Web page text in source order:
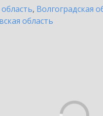
, Волгоградская
область